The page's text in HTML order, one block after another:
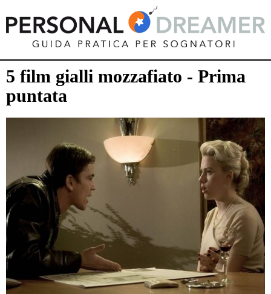
5 film gialli mozzafiato - Prima
puntata